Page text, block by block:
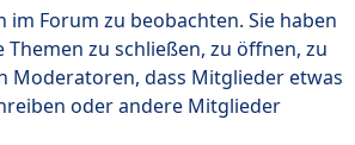
Forum zu beobachten. Sie haben
zu schließen, zu öffnen, zu
Moderatoren, dass Mitglieder etwas
oder andere Mitglieder